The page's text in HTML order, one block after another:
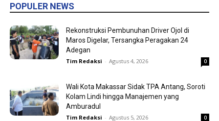
POPULER NEWS
Rekonstruksi Pembunuhan Driver Ojol di
Maros Digelar, Tersangka Peragakan 24
Adegan
Tim Redaksi - Agustus 4, 2026 0
Wali Kota Makassar Sidak TPA Antang, Soroti
Kolam Lindi hingga Manajemen yang
Amburadul
Tim Redaksi - Agustus 5, 2026 0